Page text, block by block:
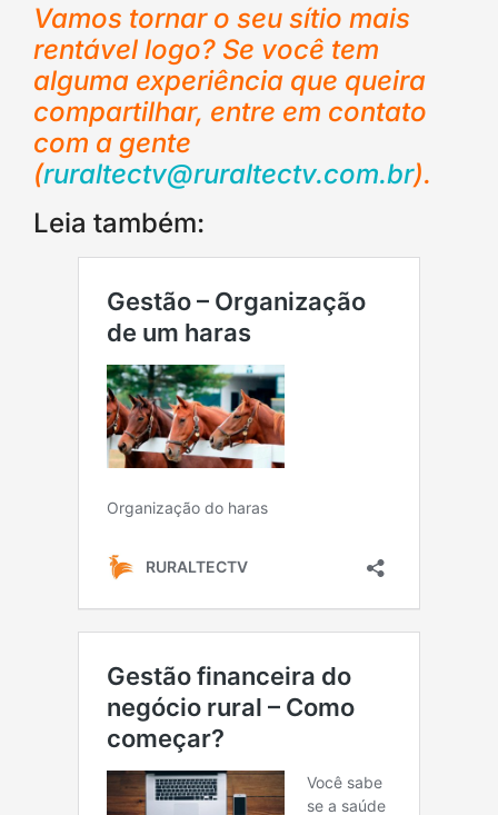
Vamos tornar o seu sítio mais
rentável logo? Se você tem
alguma experiência que queira
compartilhar, entre em contato
com a gente
(ruraltectv@ruraltectv.com.br).
Leia também: